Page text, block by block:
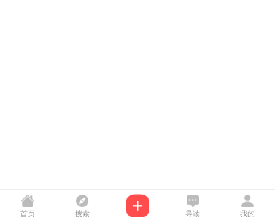
首页 搜索 导读 我的